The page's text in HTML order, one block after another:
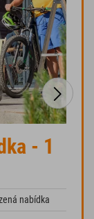
- 1
nabídka